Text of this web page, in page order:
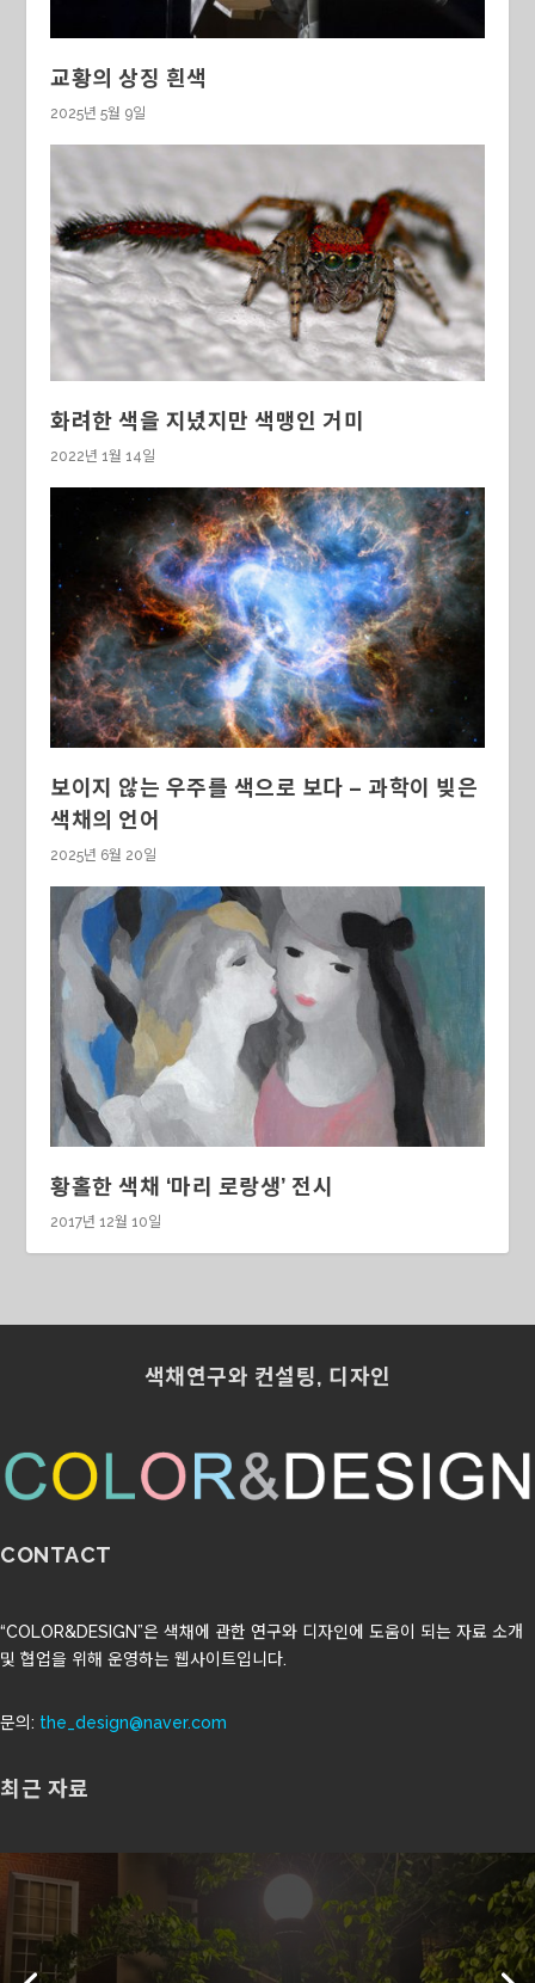
교황의 상징 흰색
2025년 5월 9일
화려한 색을 지녔지만 색맹인 거미
2022년 1월 14일
보이지 않는 우주를 색으로 보다 – 과학이 빚은
색채의 언어
2025년 6월 20일
황홀한 색채 ‘마리 로랑생’ 전시
2017년 12월 10일
색채연구와 컨설팅, 디자인
CONTACT
“COLOR&DESIGN”은 색채에 관한 연구와 디자인에 도움이 되는 자료 소개
및 협업을 위해 운영하는 웹사이트입니다.
문의: the_design@naver.com
최근 자료
도시의 밤빛은 계절의 색을 바꾼다